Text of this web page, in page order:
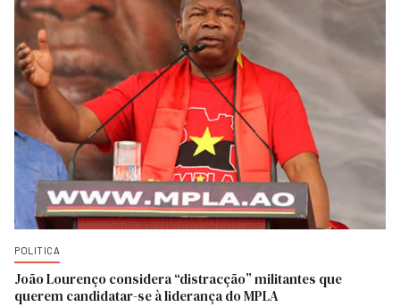
POLITICA
João Lourenço considera “distracção” militantes que
querem candidatar-se à liderança do MPLA